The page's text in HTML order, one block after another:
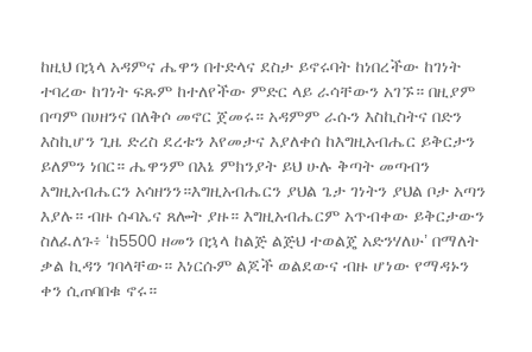
ከዚህ በኋላ አዳምና ሔዋን በተድላና ደስታ ይኖሩባት ከነበረችው ከገነት
ተባረው ከገነት ፍጹም ከተለየችው ምድር ላይ ራሳቸውን አገኙ። በዚያም
በጣም በሀዘንና በለቅሶ መኖር ጀመሩ። አዳምም ራሱን እስኪስትና በድን
እስኪሆን ጊዜ ድረስ ደረቱን እየመታና እያለቀሰ ከእግዚአብሔር ይቅርታን
ይለምን ነበር። ሔዋንም በእኔ ምክንያት ይህ ሁሉ ቅጣት መጣብን
እግዚአብሔርን አሳዘንን።እግዚአብሔርን ያህል ጌታ ገነትን ያህል ቦታ አጣን
እያሉ። ብዙ ሱባኤና ጸሎት ያዙ። እግዚአብሔርም አጥብቀው ይቅርታውን
ስለፈለጉ፥ ‘ከ5500 ዘመን በኋላ ከልጅ ልጅህ ተወልጄ አድንሃለሁ’ በማለት
ቃል ኪዳን ገባላቸው። እነርሱም ልጆች ወልደውና ብዙ ሆነው የማዳኑን
ቀን ሲጠባበቁ ኖሩ።